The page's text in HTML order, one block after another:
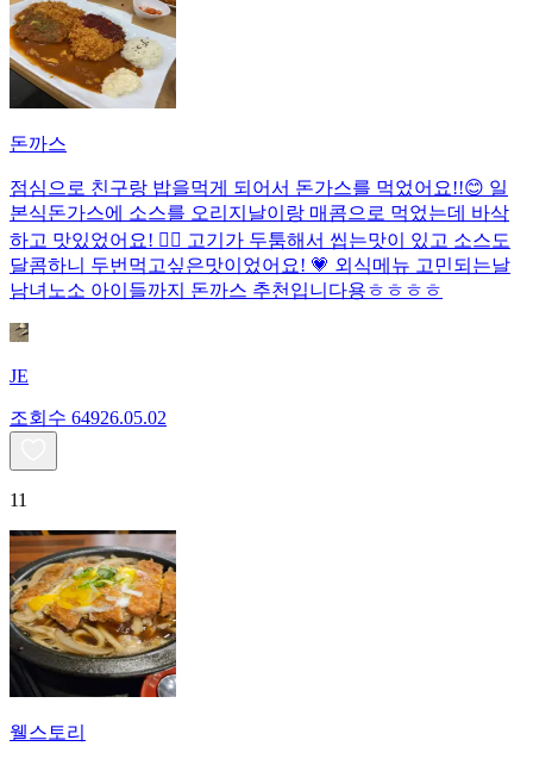
돈까스
점심으로 친구랑 밥을먹게 되어서 돈가스를 먹었어요!!😊 일
본식돈가스에 소스를 오리지날이랑 매콤으로 먹었는데 바삭
하고 맛있었어요! 👍🏻 고기가 두툼해서 씹는맛이 있고 소스도
달콤하니 두번먹고싶은맛이었어요! 💗 외식메뉴 고민되는날
남녀노소 아이들까지 돈까스 추천입니다용ㅎㅎㅎㅎ
JE
조회수 64926.05.02
11
웰스토리